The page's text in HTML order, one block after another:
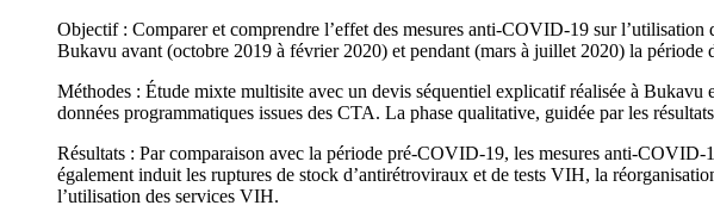
Objectif : Comparer et comprendre l’effet des mesures anti-COVID-19 sur
Bukavu avant (octobre 2019 à février 2020) et pendant (mars à juillet 2020) la période
Méthodes : Étude mixte multisite avec un devis séquentiel explicatif réalisée à
données programmatiques issues des CTA. La phase qualitative, guidée par les
Résultats : Par comparaison avec la période pré-COVID-19, les mesures anti-
également induit les ruptures de stock d’antirétroviraux et de tests VIH, la
l’utilisation des services VIH.